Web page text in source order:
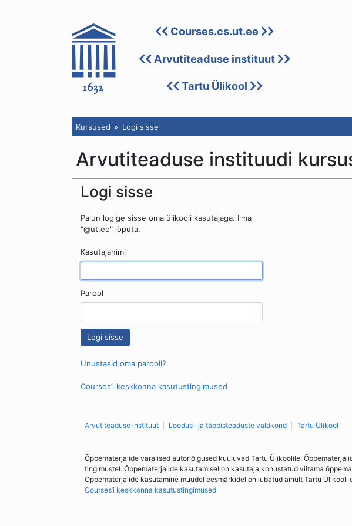
Courses.cs.ut.ee
Arvutiteaduse instituut
Tartu Ülikool
Kursused Logi sisse
Arvutiteaduse instituudi
Logi sisse
Palun logige sisse oma ülikooli kasutajaga. Ilma
"@ut.ee" lõputa.
Kasutajanimi
Parool
Unustasid oma parooli?
Courses’i keskkonna kasutustingimused
Arvutiteaduse instituut Loodus- ja täppisteaduste valdkond Tartu Ülikool
Õppematerjalide varalised autoriõigused kuuluvad Tartu Ülikoolile.
tingimustel. Õppematerjalide kasutamisel on kasutaja kohustatud viitama
Õppematerjalide kasutamine muudel eesmärkidel on lubatud ainult Tartu
Courses’i keskkonna kasutustingimused